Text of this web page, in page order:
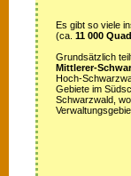
Es gibt so viele
(ca. 11 000
Grundsätzlich
Mittlerer-
Hoch-
Gebiete im
Schwarzwald,